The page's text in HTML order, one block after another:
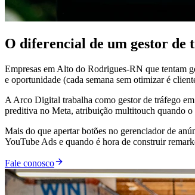
O diferencial de um gestor de
Empresas em Alto do Rodrigues-RN que tentam
e oportunidade (cada semana sem otimizar é
A Arco Digital trabalha como gestor de tráfego
preditiva no Meta, atribuição multitouch quando
Mais do que apertar botões no gerenciador de
YouTube Ads e quando é hora de construir
Fale conosco